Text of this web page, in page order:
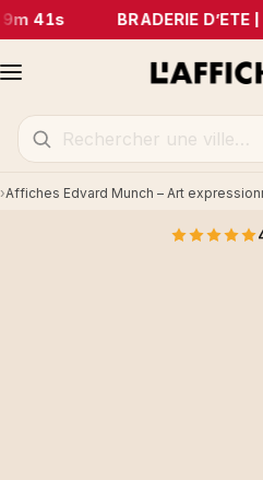
41s BRADERIE D’ÉTÉ
Accueil
Affiches Edvard Munch – Art